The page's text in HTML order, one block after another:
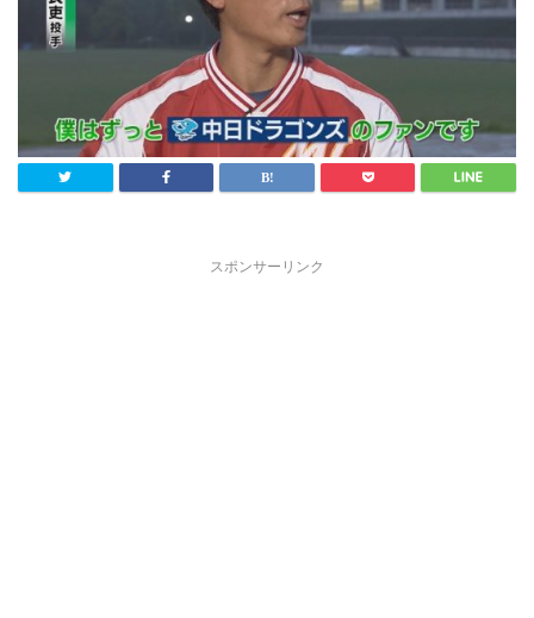
スポンサーリンク